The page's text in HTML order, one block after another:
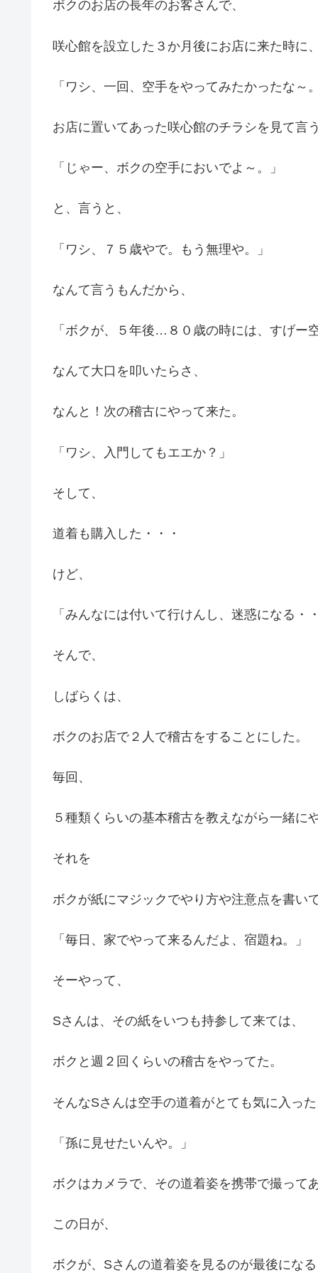
ボクのお店の長年のお客さんで、
咲心館を設立した３か月後にお店に来た時に、
「ワシ、一回、空手をやってみたかったな～。
お店に置いてあった咲心館のチラシを見て言
「じゃー、ボクの空手においでよ～。」
と、言うと、
「ワシ、７５歳やで。もう無理や。」
なんて言うもんだから、
「ボクが、５年後…８０歳の時には、すげー
なんて大口を叩いたらさ、
なんと！次の稽古にやって来た。
「ワシ、入門してもエエか？」
そして、
道着も購入した・・・
けど、
「みんなには付いて行けんし、迷惑になる・・
そんで、
しばらくは、
ボクのお店で２人で稽古をすることにした。
毎回、
５種類くらいの基本稽古を教えながら一緒に
それを
ボクが紙にマジックでやり方や注意点を書い
「毎日、家でやって来るんだよ、宿題ね。」
そーやって、
Sさんは、その紙をいつも持参して来ては、
ボクと週２回くらいの稽古をやってた。
そんなSさんは空手の道着がとても気に入った
「孫に見せたいんや。」
ボクはカメラで、その道着姿を携帯で撮って
この日が、
ボクが、Sさんの道着姿を見るのが最後にな